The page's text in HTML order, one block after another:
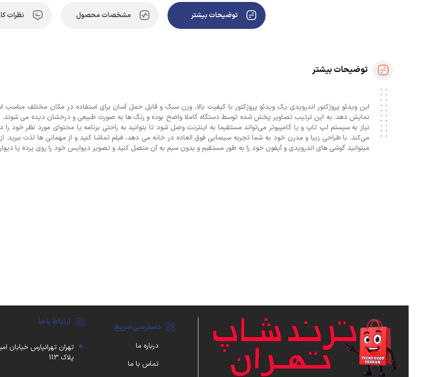
توضیحات بیشتر مشخصات محصول نظرات
توضیحات بیشتر
نیاز به سیستم لپ ‌تاپ و یا کامپیوتر می‌تواند مستقیما به اینترنت وصل شود تا بتوانید به راحتی برنامه یا محتوای مورد نظر خود را
می‌کند. با طراحی زیبا و مدرن خود به شما تجربه سینمایی فوق العاده در خانه می دهد، فیلم تماشا کنید و از مهمانی ها لذت
میتوانید گوشی های اندرویدی و آیفون خود را به طور مستقیم و بدون سیم به آن متصل کنید و تصویر دیوایس خود را روی پرده یا
دسترسی سریع
درباره ما
تماس با ما
ارتباط با ما
تهران تهرانپارس خیابان
پلاک 113